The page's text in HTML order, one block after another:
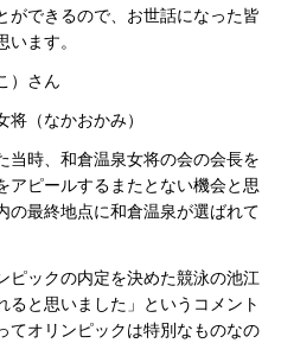
ができるので、お世話になった皆
ます。
）さん
将（なかおかみ）
当時、和倉温泉女将の会の会長を
アピールするまたとない機会と思
の最終地点に和倉温泉が選ばれて
ピックの内定を決めた競泳の池江
ると思いました」というコメント
てオリンピックは特別なものなの